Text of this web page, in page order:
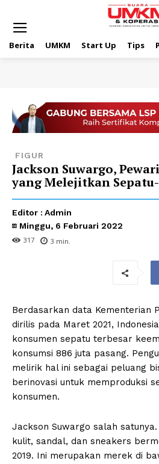
Berita UMKM Start Up Tips
FIGUR
Jackson Suwargo,
yang Melejitkan
Editor : Admin
Minggu, 6 Februari 2022
317 3 min.
Berdasarkan data Kementerian
dirilis pada Maret 2021,
konsumen sepatu terbesar
konsumsi 886 juta pasang.
melirik hal ini sebagai peluang
berinovasi untuk memproduksi
konsumen.
Jackson Suwargo salah
kulit, sandal, dan sneakers
2019. Ini merupakan merek di